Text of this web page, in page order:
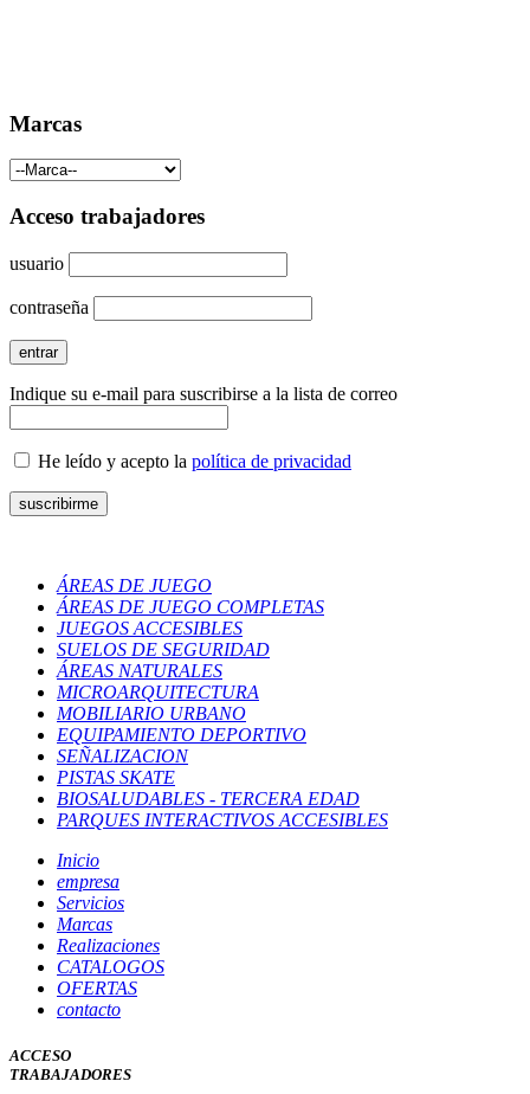
Marcas
Acceso trabajadores
usuario
contraseña
Indique su e-mail para suscribirse a la lista de correo
He leído y acepto la política de privacidad
ÁREAS DE JUEGO
ÁREAS DE JUEGO COMPLETAS
JUEGOS ACCESIBLES
SUELOS DE SEGURIDAD
ÁREAS NATURALES
MICROARQUITECTURA
MOBILIARIO URBANO
EQUIPAMIENTO DEPORTIVO
SEÑALIZACION
PISTAS SKATE
BIOSALUDABLES - TERCERA EDAD
PARQUES INTERACTIVOS ACCESIBLES
Inicio
empresa
Servicios
Marcas
Realizaciones
CATALOGOS
OFERTAS
contacto
ACCESO
TRABAJADORES